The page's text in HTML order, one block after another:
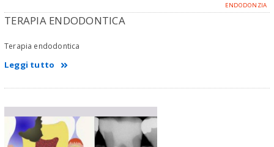
ENDODONZIA
TERAPIA ENDODONTICA
Terapia endodontica
Leggi tutto